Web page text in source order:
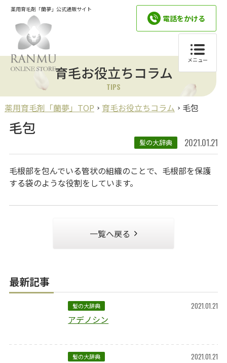
薬用育毛剤「蘭夢」公式通販サイト
電話をかける
メニュー
育毛お役立ちコラム
TIPS
薬用育毛剤「蘭夢」TOP 育毛お役立ちコラム 毛包
毛包
髪の大辞典 2021.01.21
毛根部を包んでいる管状の組織のことで、毛根部を保護
する袋のような役割をしています。
一覧へ戻る
最新記事
髪の大辞典 2021.01.21
アデノシン
髪の大辞典 2021.01.21